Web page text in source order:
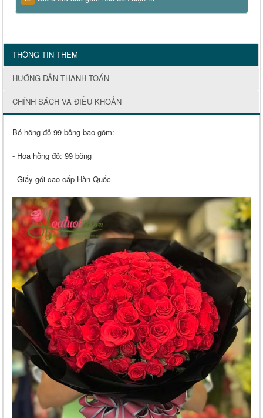
THÔNG TIN THÊM
HƯỚNG DẪN THANH TOÁN
CHÍNH SÁCH VÀ ĐIỀU KHOẢN
Bó hồng đỏ 99 bông bao gồm:
- Hoa hồng đỏ: 99 bông
- Giấy gói cao cấp Hàn Quốc